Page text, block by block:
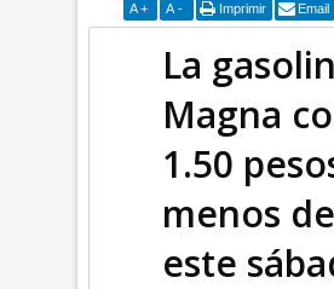
A + A - Imprimir Email
La
Magna
1.50
menos
este